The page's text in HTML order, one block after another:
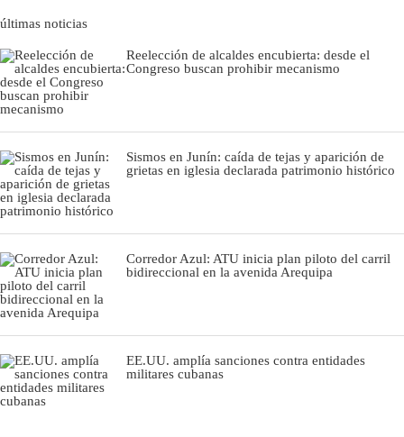
últimas noticias
Reelección de alcaldes encubierta: desde el
Congreso buscan prohibir mecanismo
Sismos en Junín: caída de tejas y aparición de
grietas en iglesia declarada patrimonio histórico
Corredor Azul: ATU inicia plan piloto del carril
bidireccional en la avenida Arequipa
EE.UU. amplía sanciones contra entidades
militares cubanas